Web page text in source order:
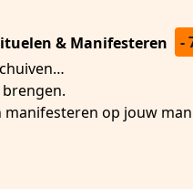
& Manifesteren
-
manifesteren op jouw